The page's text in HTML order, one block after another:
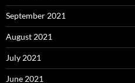
September 2021
August 2021
July 2021
June 2021